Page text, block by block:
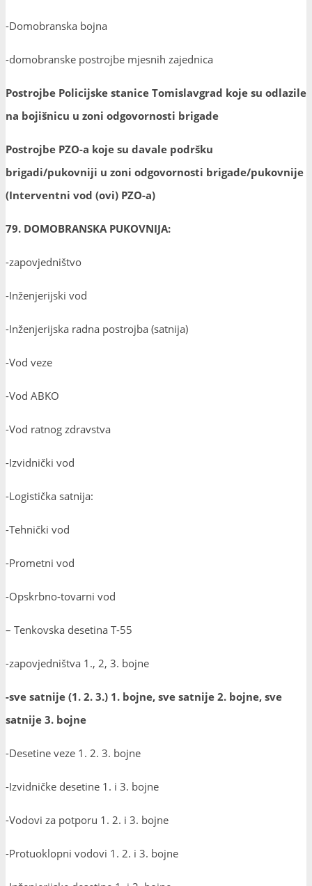
-Domobranska bojna
-domobranske postrojbe mjesnih zajednica
Postrojbe Policijske stanice Tomislavgrad koje su odlazile
na bojišnicu u zoni odgovornosti brigade
Postrojbe PZO-a koje su davale podršku
brigadi/pukovniji u zoni odgovornosti brigade/pukovnije
(Interventni vod (ovi) PZO-a)
79. DOMOBRANSKA PUKOVNIJA:
-zapovjedništvo
-Inženjerijski vod
-Inženjerijska radna postrojba (satnija)
-Vod veze
-Vod ABKO
-Vod ratnog zdravstva
-Izvidnički vod
-Logistička satnija:
-Tehnički vod
-Prometni vod
-Opskrbno-tovarni vod
– Tenkovska desetina T-55
-zapovjedništva 1., 2, 3. bojne
-sve satnije (1. 2. 3.) 1. bojne, sve satnije 2. bojne, sve
satnije 3. bojne
-Desetine veze 1. 2. 3. bojne
-Izvidničke desetine 1. i 3. bojne
-Vodovi za potporu 1. 2. i 3. bojne
-Protuoklopni vodovi 1. 2. i 3. bojne